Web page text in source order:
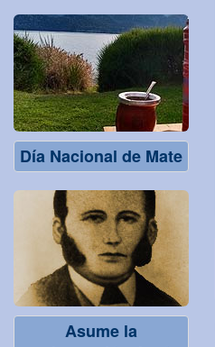
Día Nacional de Mate
Asume la